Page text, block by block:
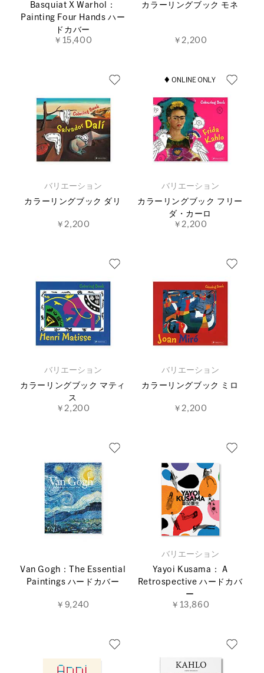
Basquiat X Warhol：
Painting Four Hands ハー
ドカバー
￥15,400
カラーリングブック モネ
￥2,200
バリエーション
カラーリングブック ダリ
￥2,200
バリエーション
カラーリングブック フリー
ダ・カーロ
￥2,200
バリエーション
カラーリングブック マティ
ス
￥2,200
バリエーション
カラーリングブック ミロ
￥2,200
Van Gogh：The Essential
Paintings ハードカバー
￥9,240
バリエーション
Yayoi Kusama： A
Retrospective ハードカバ
ー
￥13,860